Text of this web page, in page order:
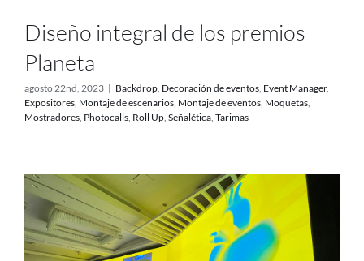
Diseño integral de los premios
Planeta
agosto 22nd, 2023 | Backdrop, Decoración de eventos, Event Manager,
Expositores, Montaje de escenarios, Montaje de eventos, Moquetas,
Mostradores, Photocalls, Roll Up, Señalética, Tarimas